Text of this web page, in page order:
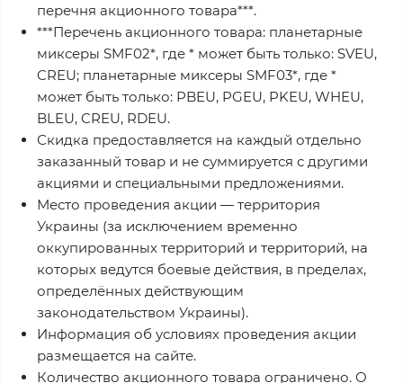
перечня акционного товара***.
***Перечень акционного товара: планетарные
миксеры SMF02*, где * может быть только: SVEU,
CREU; планетарные миксеры SMF03*, где *
может быть только: PBEU, PGEU, PKEU, WHEU,
BLEU, CREU, RDEU.
Скидка предоставляется на каждый отдельно
заказанный товар и не суммируется с другими
акциями и специальными предложениями.
Место проведения акции — территория
Украины (за исключением временно
оккупированных территорий и территорий, на
которых ведутся боевые действия, в пределах,
определённых действующим
законодательством Украины).
Информация об условиях проведения акции
размещается на сайте.
Количество акционного товара ограничено. О